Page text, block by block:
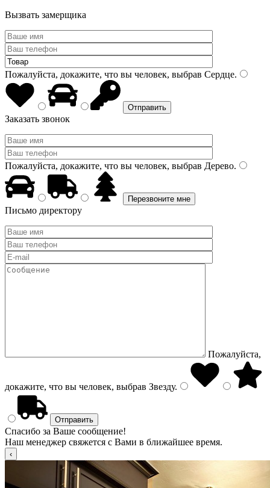
Вызвать замерщика
Пожалуйста, докажите, что вы человек, выбрав Сердце.
Заказать звонок
Пожалуйста, докажите, что вы человек, выбрав Дерево.
Письмо директору
Пожалуйста,
докажите, что вы человек, выбрав Звезду.
Спасибо за Ваше сообщение!
Наш менеджер свяжется с Вами в ближайшее время.